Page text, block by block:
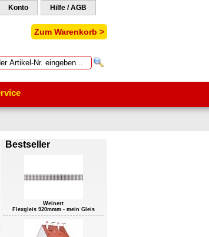
Konto Hilfe / AGB
Zum Warenkorb >
Bestseller
Weinert
Flexgleis 920mmm - mein Gleis